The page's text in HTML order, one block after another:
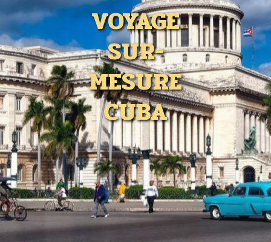
VOYAGE
SUR-
MESURE
CUBA